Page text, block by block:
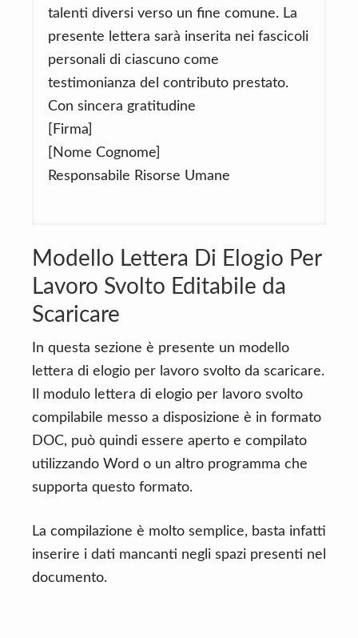
talenti diversi verso un fine comune. La
presente lettera sarà inserita nei fascicoli
personali di ciascuno come
testimonianza del contributo prestato.
Con sincera gratitudine
[Firma]
[Nome Cognome]
Responsabile Risorse Umane
Modello Lettera Di Elogio Per
Lavoro Svolto Editabile da
Scaricare
In questa sezione è presente un modello
lettera di elogio per lavoro svolto da scaricare.
Il modulo lettera di elogio per lavoro svolto
compilabile messo a disposizione è in formato
DOC, può quindi essere aperto e compilato
utilizzando Word o un altro programma che
supporta questo formato.
La compilazione è molto semplice, basta infatti
inserire i dati mancanti negli spazi presenti nel
documento.